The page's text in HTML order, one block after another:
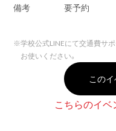
備考
要予約
※学校公式LINEにて交通費サ
お使いください。
この
こちらのイベ